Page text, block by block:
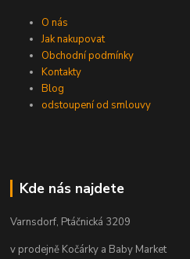
O nás
Jak nakupovat
Obchodní podmínky
Kontakty
Blog
odstoupení od smlouvy
Kde nás najdete
Varnsdorf, Ptáčnická 3209
v prodejně Kočárky a Baby Market